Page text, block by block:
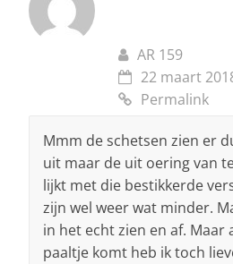
AR 159
22 maart
Permalink
Mmm de schetsen zien er
uit maar de uit oering van
lijkt met die bestikkerde
zijn wel weer wat minder.
in het echt zien en af. Maar
paaltje komt heb ik toch